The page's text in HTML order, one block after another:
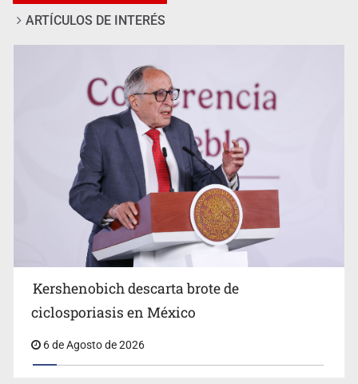
Advierten retrocesos en transparencia tras desaparición
del INAI
ARTÍCULOS DE INTERÉS
Kershenobich descarta brote de
ciclosporiasis en México
6 de Agosto de 2026